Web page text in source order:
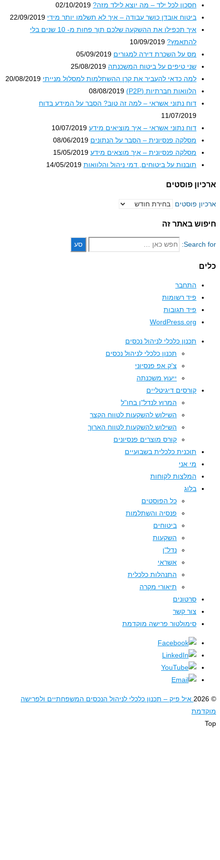
חסכון לכל ילד – מה יוצא לילד מזה? 02/10/2019
ביטוח אובדן כושר עבודה – איך לא תשלמו יותר מידי 22/09/2019
איך תכפילו את ההשקעה שלכם תוך פחות מ- 10 שנים בלי
להתאמץ? 10/09/2019
מס על השכרת דירה למגורים 05/09/2019
שני טיפים על ביטוח המשכנתה 25/08/2019
למה כדאי להעביר את קרן ההשתלמות למסלול מנייתי 20/08/2019
הלוואות חברתיות (P2P)
08/08/2019
דוח נתוני אשראי – למה זה טוב? הסבר על המידע בדוח
11/07/2019
דוח נתוני אשראי – איך מוציאים מידע 10/07/2019
מסלקה פנסיונית – הסבר על הנתונים 08/06/2019
מסלקה פנסיונית – איך מוצאים מידע 15/05/2019
תובנות על ביטוחים, דמי ניהול והלוואות 14/05/2019
פוסטים
פוסטים
באתר זה
התחבר
פיד רשומות
פיד תגובות
WordPress.org
תכנון כלכלי לניהול נכסים
תכנון כלכלי לניהול נכסים
צ'ק אפ פנסיוני
ייעוץ משכנתה
קורסים דיגיטליים
המרוץ לנדל"ן בחו"ל
השילוש להשקעות לטווח הקצר
השילוש להשקעות לטווח הארוך
קורס מוצרים פנסיונים
תוכנית כלכלית בשבועיים
מי אני
המלצות לקוחות
בלוג
כל הפוסטים
פנסיה והשתלמות
ביטוחים
השקעות
נדל"ן
אשראי
התנהלות כלכלית
תיאורי מקרה
סרטונים
צור קשר
סימולטור פרישה מוקדמת
איל פיק – תכנון כלכלי לניהול הנכסים המשפחתיים ולפרישה